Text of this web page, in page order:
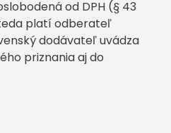
od DPH (§ 43
platí odberateľ
dodávateľ uvádza
priznania aj do